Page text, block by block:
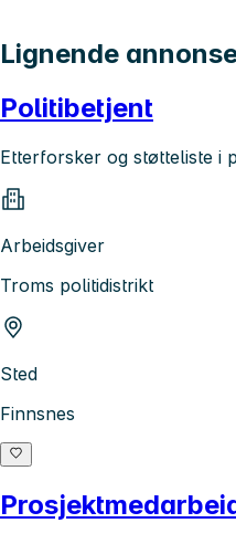
Lignende
Politibetjent
Etterforsker og støtteliste i
Arbeidsgiver
Troms politidistrikt
Sted
Finnsnes